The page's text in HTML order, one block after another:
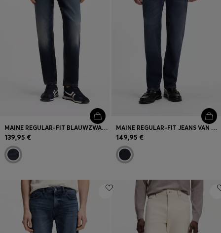
MAINE REGULAR-FIT BLAUWZWARTE JEANS VAN SOFT-MOTION DENIM
139,95 €
MAINE REGULAR-FIT JEANS VAN COMFORTABEL BLAUW STRETCHDENIM
149,95 €